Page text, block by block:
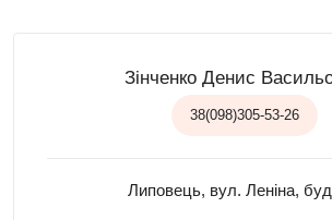
Зінченко Денис
38(098)305-53-26
Липовець, вул. Леніна,